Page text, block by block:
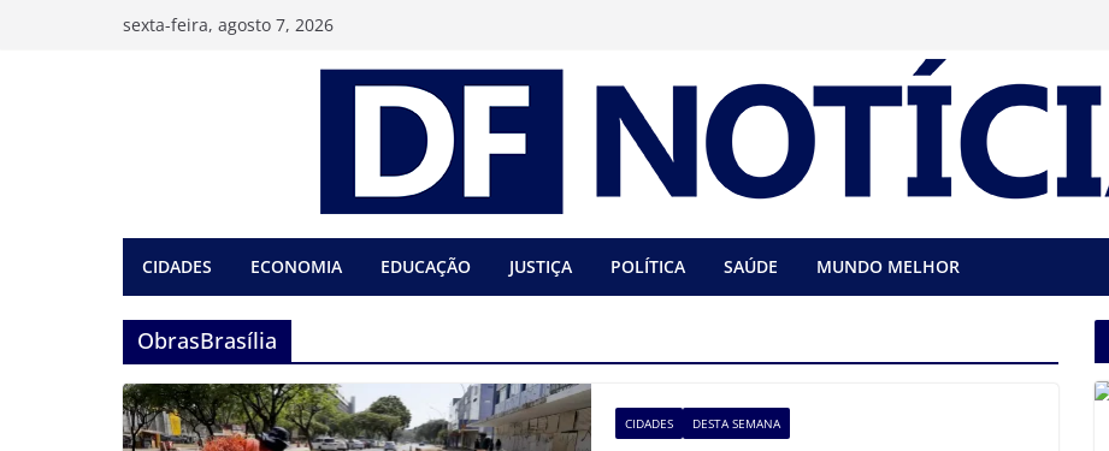
sexta-feira, agosto 7, 2026
CIDADES ECONOMIA EDUCAÇÃO JUSTIÇA POLÍTICA SAÚDE MUNDO MELHOR
ObrasBrasília
CIDADES DESTA SEMANA